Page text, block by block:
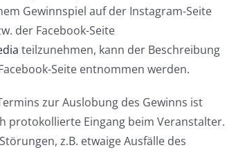
Gewinnspiel auf der Instagram-Seite
der Facebook-Seite
teilzunehmen, kann der Beschreibung
Seite entnommen werden.
zur Auslobung des Gewinns ist
protokollierte Eingang beim Veranstalter.
z.B. etwaige Ausfälle des